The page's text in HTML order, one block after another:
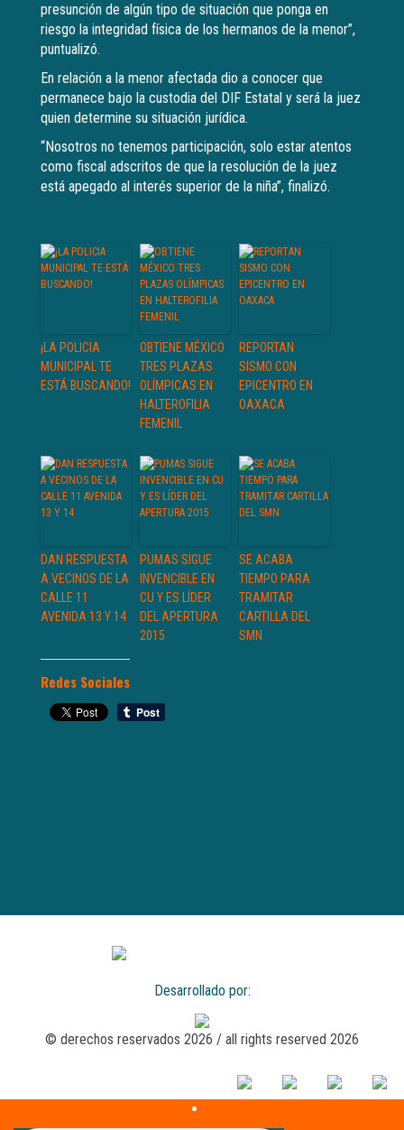
presunción de algún tipo de situación que ponga en
riesgo la integridad física de los hermanos de la menor”,
puntualizó.
En relación a la menor afectada dio a conocer que
permanece bajo la custodia del DIF Estatal y será la juez
quien determine su situación jurídica.
“Nosotros no tenemos participación, solo estar atentos
como fiscal adscritos de que la resolución de la juez
está apegado al interés superior de la niña”, finalizó.
¡LA POLICIA
MUNICIPAL TE
ESTÁ BUSCANDO!
OBTIENE MÉXICO
TRES PLAZAS
OLÍMPICAS EN
HALTEROFILIA
FEMENIL
REPORTAN
SISMO CON
EPICENTRO EN
OAXACA
DAN RESPUESTA
A VECINOS DE LA
CALLE 11
AVENIDA 13 Y 14
PUMAS SIGUE
INVENCIBLE EN
CU Y ES LÍDER
DEL APERTURA
2015
SE ACABA
TIEMPO PARA
TRAMITAR
CARTILLA DEL
SMN
Redes Sociales
Desarrollado por:
© derechos reservados 2026 / all rights reserved 2026